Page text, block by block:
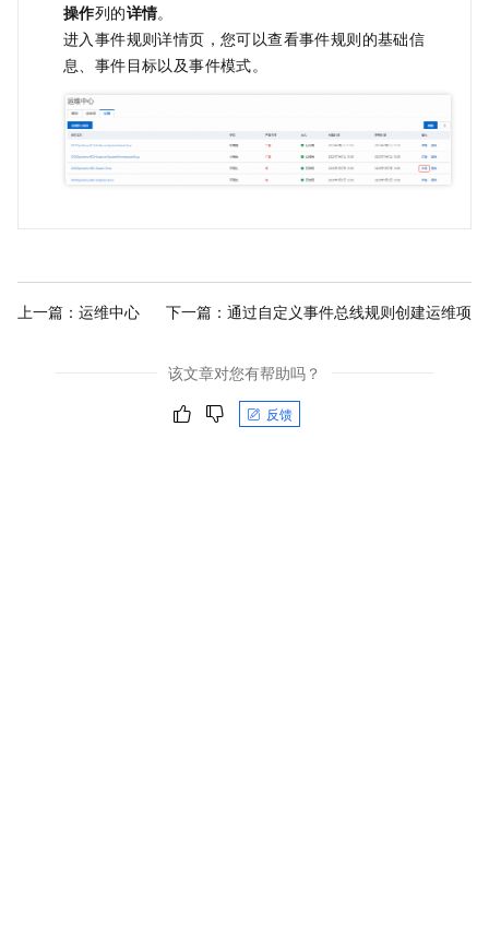
操作列的详情。
进入事件规则详情页，您可以查看事件规则的基础信
息、事件目标以及事件模式。
上一篇： 运维中心 下一篇： 通过自定义事件总线规则创建运维项
该文章对您有帮助吗？
反馈